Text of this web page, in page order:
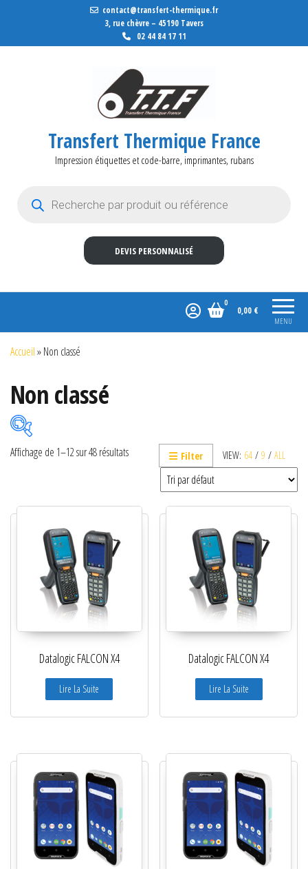
contact@transfert-thermique.fr
3, rue chèvre – 45190 Tavers
02 44 84 17 11
Transfert Thermique France
Impression étiquettes et code-barre, imprimantes, rubans
DEVIS PERSONNALISÉ
MENU
0
0,00 €
Accueil»Non classé
Non classé
Imprimantes
Lecteurs
Lecteurs code-barres de présentation
Lecteurs filaires 1D et 2D
Lecteurs sans fil 1D et 2D
Logiciels étiquettes
RFID
Rubans transfert thermique
Têtes d'impression
VIEW: 64 / 9 / ALL
Filter
Affichage de 1–12 sur 48 résultats
Datalogic FALCON X4
Lire La Suite
Datalogic FALCON X4
Lire La Suite